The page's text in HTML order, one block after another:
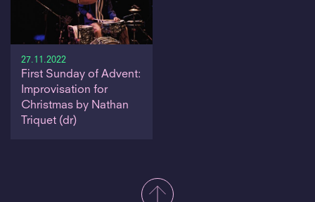
27.11.2022
First Sunday of Advent:
Improvisation for
Christmas by Nathan
Triquet (dr)